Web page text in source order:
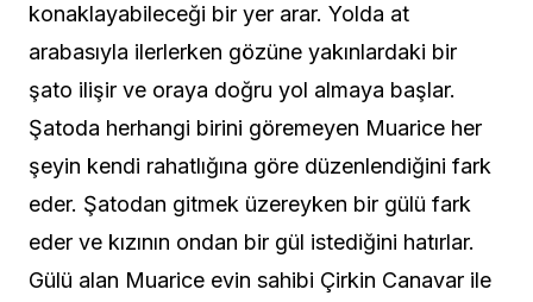
konaklayabileceği bir yer arar. Yolda at
arabasıyla ilerlerken gözüne yakınlardaki bir
şato ilişir ve oraya doğru yol almaya başlar.
Şatoda herhangi birini göremeyen Muarice her
şeyin kendi rahatlığına göre düzenlendiğini fark
eder. Şatodan gitmek üzereyken bir gülü fark
eder ve kızının ondan bir gül istediğini hatırlar.
Gülü alan Muarice evin sahibi Çirkin Canavar ile